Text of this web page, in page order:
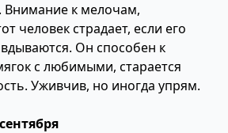
к мелочам,
человек страдает, если его
Он способен к
с любимыми, старается
Уживчив, но иногда упрям.